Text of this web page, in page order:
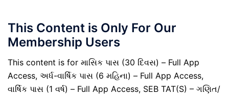
This Content is Only For Our
Membership Users
This content is for માસિક પાસ (30 દિવસ) – Full App
Access, અર્ધ-વાર્ષિક પાસ (6 મહિના) – Full App Access,
વાર્ષિક પાસ (1 વર્ષ) – Full App Access, SEB TAT(S) – ગણિત/